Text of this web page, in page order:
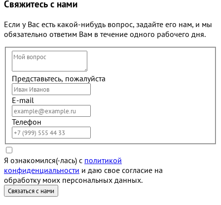
Свяжитесь с нами
Если у Вас есть какой-нибудь вопрос, задайте его нам, и мы
обязательно ответим Вам в течение одного рабочего дня.
Представьтесь, пожалуйста
E-mail
Телефон
Я ознакомился(-лась) с политикой
конфиденциальности и даю свое согласие на
обработку моих персональных данных.